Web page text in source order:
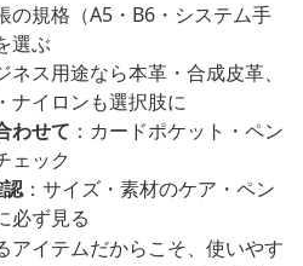
の規格（A5・B6・システム手
選ぶ
ネス用途なら本革・合成皮革、
ナイロンも選択肢に
わせて ：カードポケット・ペン
ェック
：サイズ・素材のケア・ペン
必ず見る
アイテムだからこそ、使いやす